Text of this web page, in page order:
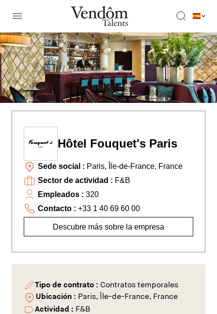
Hôtel Fouquet's Paris
Sede social : Paris, Île-de-France, France
Sector de actividad : F&B
Empleados : 320
Contacto : +33 1 40 69 60 00
Descubre más sobre la empresa
Tipo de contrato : Contratos temporales
Ubicación : Paris, Île-de-France, France
Actividad : F&B